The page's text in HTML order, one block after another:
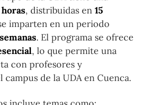
horas, distribuidas en 15
imparten en un periodo
. El programa se ofrece
, lo que permite una
con profesores y
campus de la UDA en Cuenca.